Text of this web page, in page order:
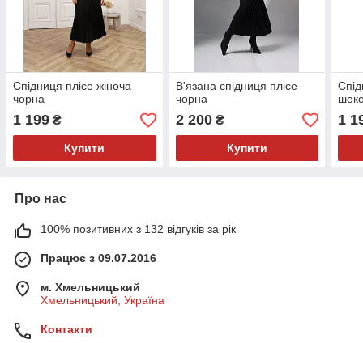
Спідниця плісе жіноча
чорна
1 199 ₴
Купити
В'язана спідниця плісе
чорна
2 200₴
Купити
1
Про нас
100% позитивних з 132 відгуків за рік
Працює з 09.07.2016
м. Хмельницький
Хмельницький, Україна
Контакти